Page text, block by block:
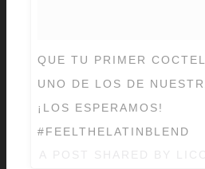
QUE TU PRIMER
UNO DE LOS DE
¡LOS ESPERAMOS!
#FEELTHELATINBLEND